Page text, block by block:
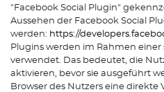
"Facebook Social Plugin"
Aussehen der Facebook Social
werden: https://
Plugins werden im Rahmen
verwendet. Das bedeutet, die
aktivieren, bevor sie ausgeführt
Browser des Nutzers eine